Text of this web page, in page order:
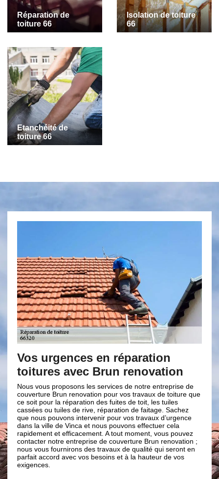
Réparation de
toiture 66
Isolation de toiture
66
Etanchéité de
toiture 66
Vos urgences en réparation
toitures avec Brun renovation
Nous vous proposons les services de notre entreprise de
couverture Brun renovation pour vos travaux de toiture que
ce soit pour la réparation des fuites de toit, les tuiles
cassées ou tuiles de rive, réparation de faitage. Sachez
que nous pouvons intervenir pour vos travaux d’urgence
dans la ville de Vinca et nous pouvons effectuer cela
rapidement et efficacement. A tout moment, vous pouvez
contacter notre entreprise de couverture Brun renovation ;
nous vous fournirons des travaux de qualité qui seront en
parfait accord avec vos besoins et à la hauteur de vos
exigences.
Notre
référence
que notre
mesure
toiture :
toiture.
vos
toiture